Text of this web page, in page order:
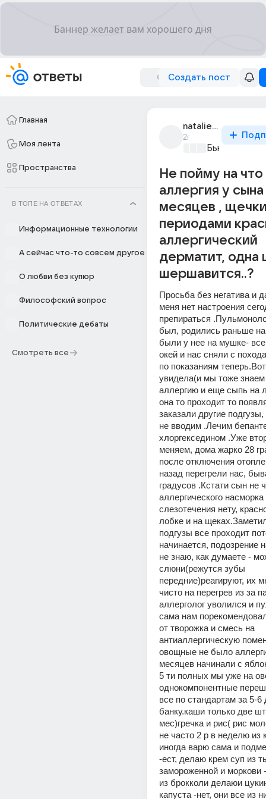
Создать пост
Главная
Моя лента
Пространства
В ТОПЕ НА ОТВЕТАХ
Информационные технологии
А сейчас что-то совсем другое
О любви без купюр
Философский вопрос
Политические дебаты
Смотреть все
natalie_1403
2г
Бьютилэнд
Не пойму на что
аллергия у сына
месяцев ,
периодами
аллергический
дерматит, одна
шершавится..?
Просьба без негатива и
меня нет настроения
препираться
был, родились раньше
были у нее на мушке-
окей и нас сняли с
по показаниям
увидела(и мы тоже знаем
аллергию и еще сыпь на
она то проходит то
заказали другие подгузы,
не вводим .Лечим
хлоргекседином .Уже
меняем, дома жарко 28
после отключения
назад перегрели нас,
градусов .Кстати сын не
аллергического насморка
слезотечения нету,
лобке и на
подгузы все проходит
начинается, подозрение
не знаю, как думаете -
слюни(режутся зубы
передние)реагируют, их
чисто на перегрев из за
аллерголог уволился и
сама нам
от творожка и смесь на
антиаллергическую
овощные не было
месяцев начинали с
5 ти полных мы уже на
однокомпонентные
все по стандартам за 5-6
банку.каши только две
мес)гречка и рис( рис
не часто 2 р в неделю из
иногда варю сама и
-ест, делаю крем суп из
замороженной и моркови
из брокколи делаюи
капуста -нет, они все из